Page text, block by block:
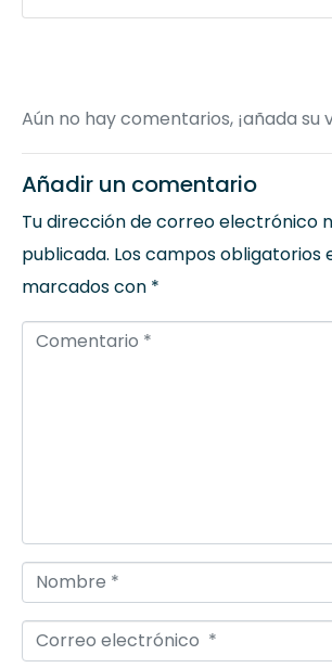
Aún no hay comentarios, ¡añada su
Añadir un comentario
Tu dirección de correo electrónico
publicada. Los campos obligatorios
marcados con *
Comentario *
Nombre *
Correo electrónico *